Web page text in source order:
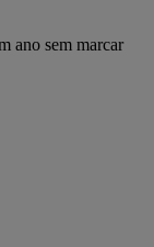
ano sem marcar